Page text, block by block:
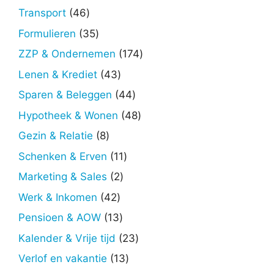
Transport 4646
producten
Formulieren 3535
producten
ZZP & Ondernemen 174174
Lenen & Krediet 4343
producten
Sparen & Beleggen 4444
producten
Hypotheek & Wonen 4848
Gezin & Relatie 88
producten
Schenken & Erven 1111
Marketing & Sales 22
Werk & Inkomen 4242
producten
Pensioen & AOW 1313
producten
Kalender & Vrije tijd 2323
Verlof en vakantie 1313